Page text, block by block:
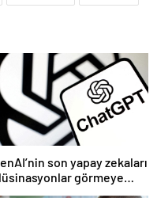
son yapay zekaları
görmeye